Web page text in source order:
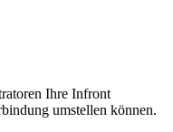
Ihre Infront
umstellen können.